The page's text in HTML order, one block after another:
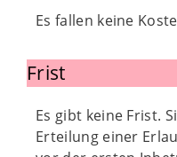
Es fallen keine
Frist
Es gibt keine Frist.
Erteilung einer